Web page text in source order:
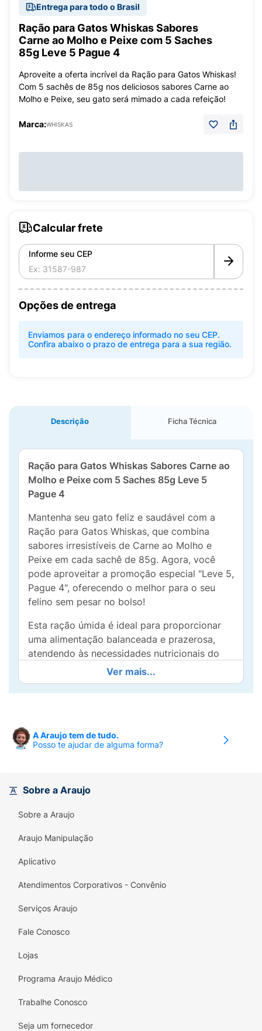
Entrega para todo o Brasil
Ração para Gatos Whiskas Sabores
Carne ao Molho e Peixe com 5 Saches
85g Leve 5 Pague 4
Aproveite a oferta incrível da Ração para Gatos Whiskas!
Com 5 sachês de 85g nos deliciosos sabores Carne ao
Molho e Peixe, seu gato será mimado a cada refeição!
Marca:WHISKAS
Calcular frete
Informe seu CEP
Opções de entrega
Enviamos para o endereço informado no seu CEP.
Confira abaixo o prazo de entrega para a sua região.
Descrição Ficha Técnica
Ração para Gatos Whiskas Sabores Carne ao
Molho e Peixe com 5 Saches 85g Leve 5
Pague 4
Mantenha seu gato feliz e saudável com a
Ração para Gatos Whiskas, que combina
sabores irresistíveis de Carne ao Molho e
Peixe em cada sachê de 85g. Agora, você
pode aproveitar a promoção especial "Leve 5,
Pague 4", oferecendo o melhor para o seu
felino sem pesar no bolso!
Esta ração úmida é ideal para proporcionar
uma alimentação balanceada e prazerosa,
atendendo às necessidades nutricionais do
seu gato. Os ingredientes são
cuidadosamente selecionados para garantir
sabor e qualidade, estimulando o apetite e
Os sachês são práticos e fáceis de abrir,
permitindo que você sirva a refeição
garantindo que seu gato aproveite até a
uma experiência de sabor única e nutritiva,
promovendo a saúde e o bem-estar. Não
mimar seu companheiro felino com a melhor
Ver mais...
A Araujo tem de tudo.
Posso te ajudar de alguma forma?
Sobre a Araujo
Sobre a Araujo
Araujo Manipulação
Aplicativo
Atendimentos Corporativos - Convênio
Serviços Araujo
Fale Conosco
Lojas
Programa Araujo Médico
Trabalhe Conosco
Seja um fornecedor